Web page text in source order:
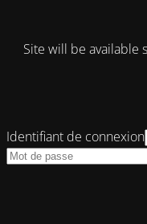
Site will be available
Identifiant de connexion